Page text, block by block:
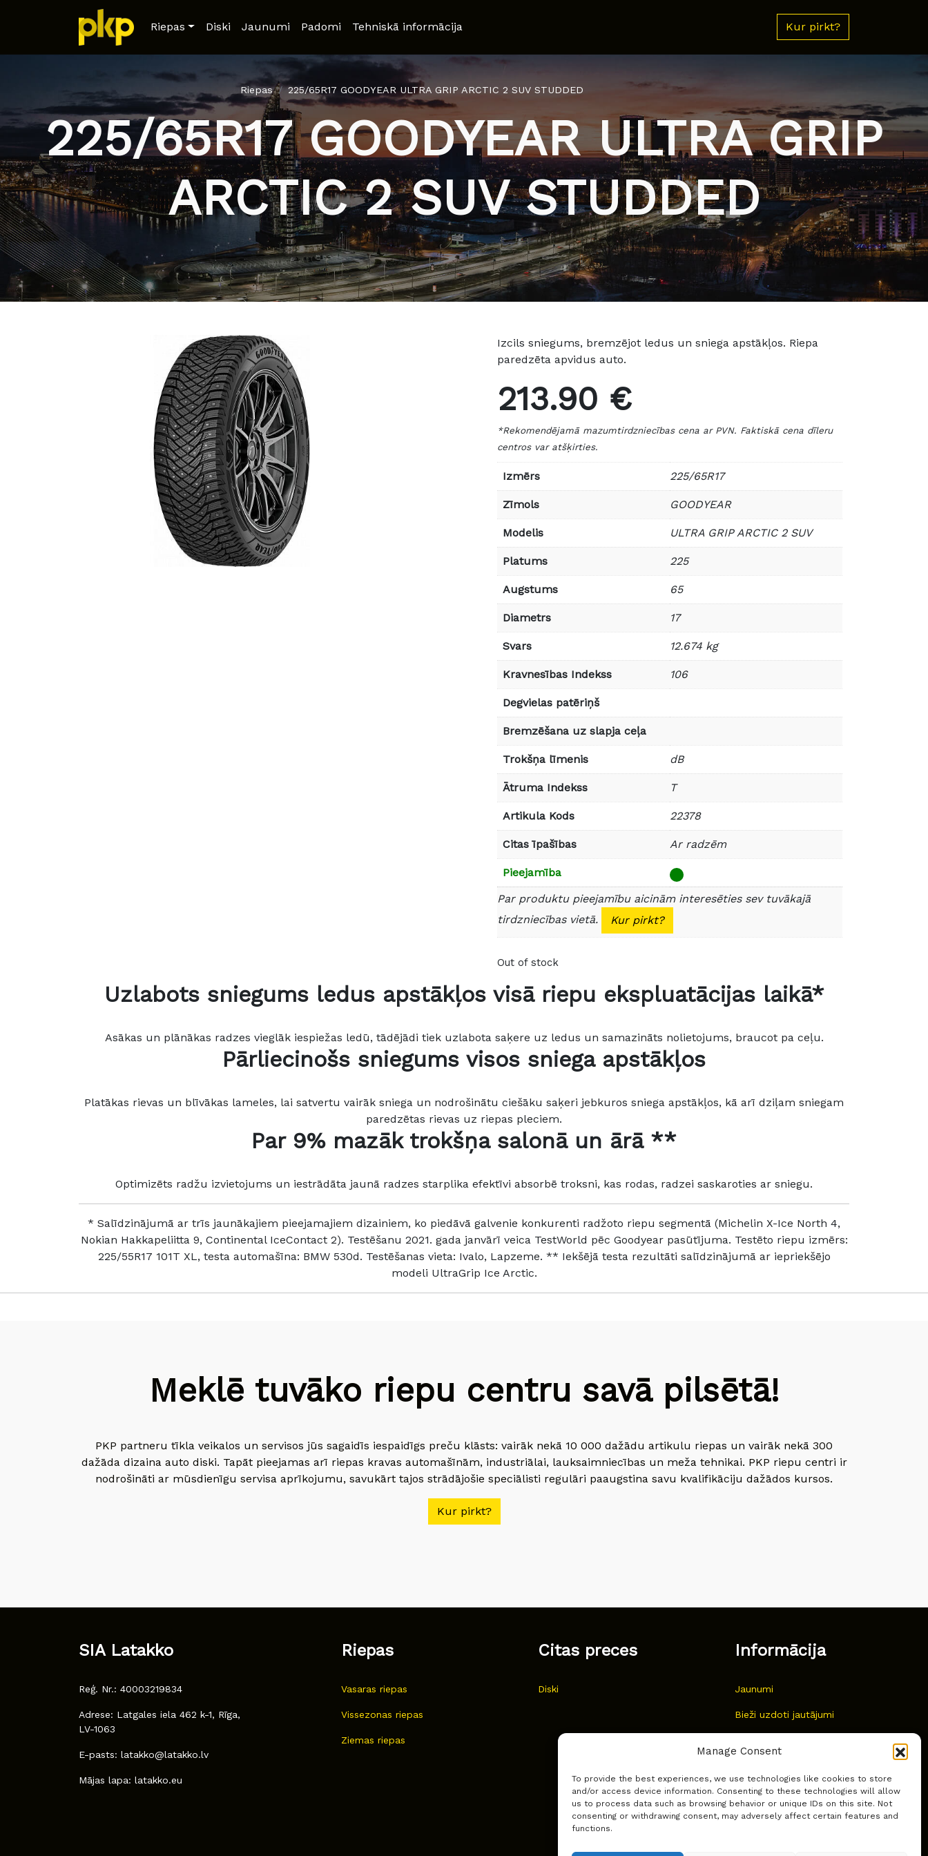
Manage Consent
To provide the best experiences, we use technologies like cookies to store
and/or access device information. Consenting to these technologies will allow
us to process data such as browsing behavior or unique IDs on this site. Not
consenting or withdrawing consent, may adversely affect certain features and
functions.
Riepas Diski Jaunumi Padomi Tehniskā informācija Kur pirkt?
Riepas 225/65R17 GOODYEAR ULTRA GRIP ARCTIC 2 SUV STUDDED
225/65R17 GOODYEAR ULTRA GRIP
ARCTIC 2 SUV STUDDED
Izcils sniegums, bremzējot ledus un sniega apstākļos. Riepa
paredzēta apvidus auto.
213.90 €
*Rekomendējamā mazumtirdzniecības cena ar PVN. Faktiskā cena dīleru
centros var atšķirties.
Izmērs 225/65R17
Zīmols GOODYEAR
Modelis ULTRA GRIP ARCTIC 2 SUV
Platums 225
Augstums 65
Diametrs 17
Svars 12.674 kg
Kravnesības Indekss 106
Degvielas patēriņš
Bremzēšana uz slapja ceļa
Trokšņa līmenis dB
Ātruma Indekss T
Artikula Kods 22378
Citas īpašības Ar radzēm
Pieejamība
Par produktu pieejamību aicinām interesēties sev tuvākajā
tirdzniecības vietā.
Kur pirkt?
Out of stock
Uzlabots sniegums ledus apstākļos visā riepu ekspluatācijas laikā*
Asākas un plānākas radzes vieglāk iespiežas ledū, tādējādi tiek uzlabota saķere uz ledus un samazināts nolietojums, braucot pa ceļu.
Pārliecinošs sniegums visos sniega apstākļos
Platākas rievas un blīvākas lameles, lai satvertu vairāk sniega un nodrošinātu ciešāku saķeri jebkuros sniega apstākļos, kā arī dziļam sniegam
paredzētas rievas uz riepas pleciem.
Par 9% mazāk trokšņa salonā un ārā **
Optimizēts radžu izvietojums un iestrādāta jaunā radzes starplika efektīvi absorbē troksni, kas rodas, radzei saskaroties ar sniegu.
* Salīdzinājumā ar trīs jaunākajiem pieejamajiem dizainiem, ko piedāvā galvenie konkurenti radžoto riepu segmentā (Michelin X-Ice North 4,
Nokian Hakkapeliitta 9, Continental IceContact 2). Testēšanu 2021. gada janvārī veica TestWorld pēc Goodyear pasūtījuma. Testēto riepu izmērs:
225/55R17 101T XL, testa automašīna: BMW 530d. Testēšanas vieta: Ivalo, Lapzeme. ** Iekšējā testa rezultāti salīdzinājumā ar iepriekšējo
modeli UltraGrip Ice Arctic.
Meklē tuvāko riepu centru savā pilsētā!
PKP partneru tīkla veikalos un servisos jūs sagaidīs iespaidīgs preču klāsts: vairāk nekā 10 000 dažādu artikulu riepas un vairāk nekā 300
dažāda dizaina auto diski. Tapāt pieejamas arī riepas kravas automašīnām, industriālai, lauksaimniecības un meža tehnikai. PKP riepu centri ir
nodrošināti ar mūsdienīgu servisa aprīkojumu, savukārt tajos strādājošie speciālisti regulāri paaugstina savu kvalifikāciju dažādos kursos.
Kur pirkt?
SIA Latakko
Reģ. Nr.: 40003219834
Adrese: Latgales iela 462 k-1, Rīga,
LV-1063
E-pasts: latakko@latakko.lv
Mājas lapa: latakko.eu
Riepas
Vasaras riepas
Vissezonas riepas
Ziemas riepas
Citas preces
Diski
Informācija
Jaunumi
Bieži uzdoti jautājumi